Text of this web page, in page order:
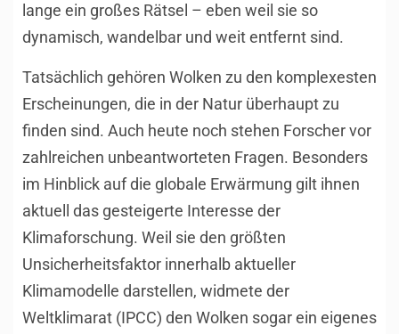
lange ein großes Rätsel – eben weil sie so
dynamisch, wandelbar und weit entfernt sind.
Tatsächlich gehören Wolken zu den komplexesten
Erscheinungen, die in der Natur überhaupt zu
finden sind. Auch heute noch stehen Forscher vor
zahlreichen unbeantworteten Fragen. Besonders
im Hinblick auf die globale Erwärmung gilt ihnen
aktuell das gesteigerte Interesse der
Klimaforschung. Weil sie den größten
Unsicherheitsfaktor innerhalb aktueller
Klimamodelle darstellen, widmete der
Weltklimarat (IPCC) den Wolken sogar ein eigenes